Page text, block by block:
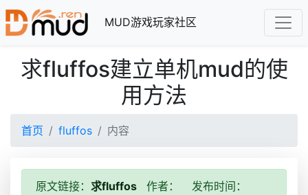
MUD游戏玩家社区
求fluffos建立单机mud的使
用方法
首页 fluffos 内容
原文链接： 求fluffos
作者：
发布时间：